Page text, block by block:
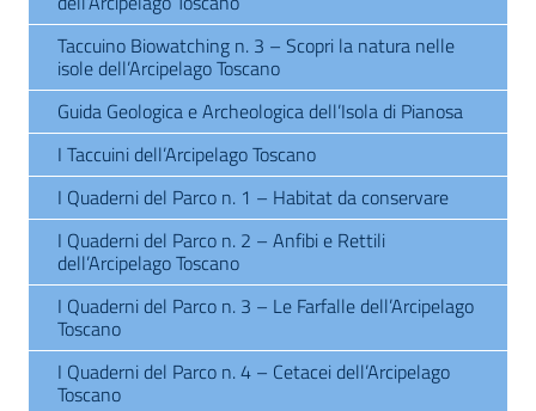
Taccuino Biowatching n. 3 – Scopri la natura nelle
isole dell’Arcipelago Toscano
Guida Geologica e Archeologica dell’Isola di Pianosa
I Taccuini dell’Arcipelago Toscano
I Quaderni del Parco n. 1 – Habitat da conservare
I Quaderni del Parco n. 2 – Anfibi e Rettili
dell’Arcipelago Toscano
I Quaderni del Parco n. 3 – Le Farfalle dell’Arcipelago
Toscano
I Quaderni del Parco n. 4 – Cetacei dell’Arcipelago
Toscano